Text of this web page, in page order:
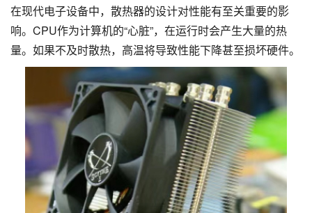
在现代电子设备中，散热器的设计对性能有至关重要的影
响。CPU作为计算机的“心脏”，在运行时会产生大量的热
量。如果不及时散热，高温将导致性能下降甚至损坏硬件。